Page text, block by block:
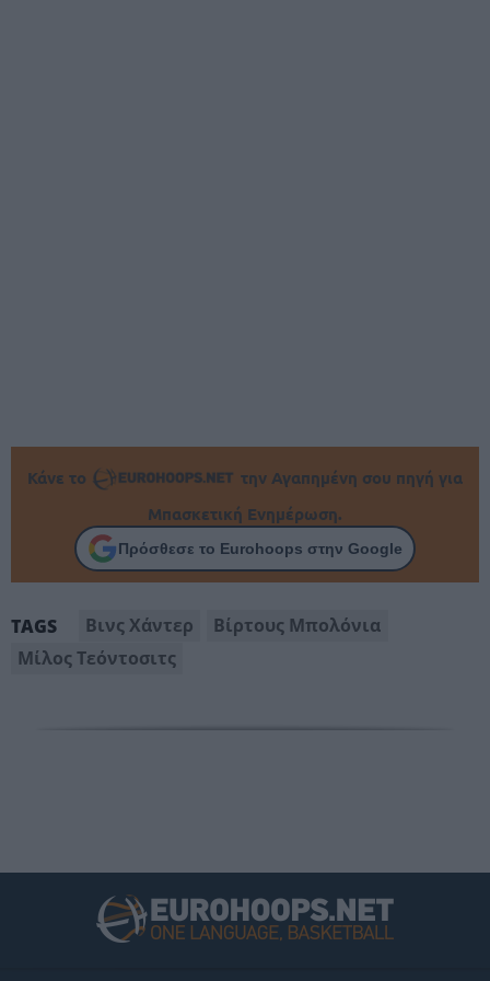
Κάνε το
την Αγαπημένη σου πηγή για
Μπασκετική Ενημέρωση.
Πρόσθεσε το Eurohoops στην Google
TAGS Βινς Χάντερ
Βίρτους Μπολόνια
Μίλος Τεόντοσιτς